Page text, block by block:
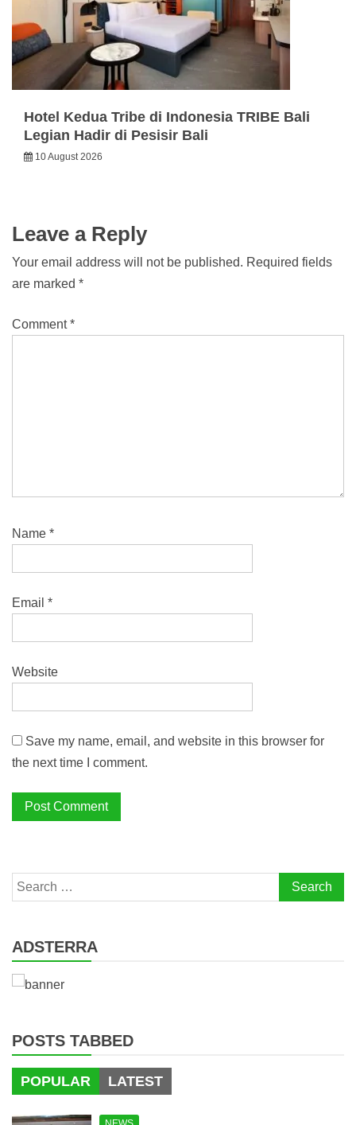
Hotel Kedua Tribe di Indonesia TRIBE Bali
Legian Hadir di Pesisir Bali
10 August 2026
Leave a Reply
Your email address will not be published. Required fields
are marked *
Comment*
Name *
Email *
Website
Save my name, email, and website in this browser for
the next time I comment.
Search
for:
ADSTERRA
POSTS TABBED
POPULAR LATEST